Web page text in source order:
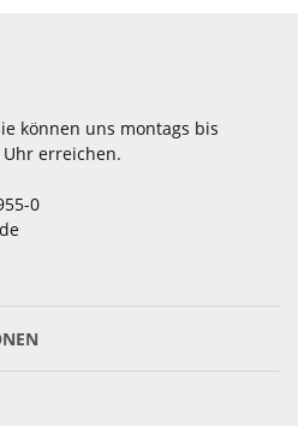
können uns montags bis
erreichen.
0